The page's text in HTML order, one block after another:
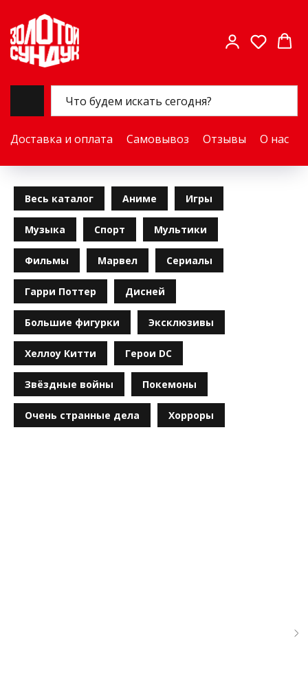
Доставка и оплата Самовывоз Отзывы О нас
Весь каталог Аниме Игры
Музыка Спорт Мультики
Фильмы Марвел Сериалы
Гарри Поттер Дисней
Большие фигурки Эксклюзивы
Хеллоу Китти Герои DC
Звёздные войны Покемоны
Очень странные дела Хорроры